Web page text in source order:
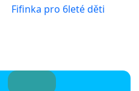
Fifinka pro 6leté děti